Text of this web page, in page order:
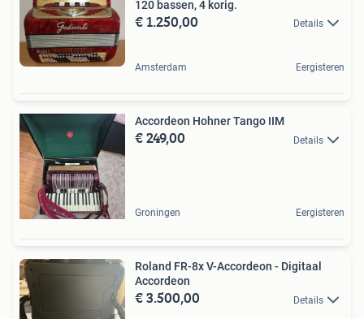
120 bassen, 4 korig.
€ 1.250,00 Details
Amsterdam Eergisteren
Accordeon Hohner Tango IIM
€ 249,00 Details
Groningen Eergisteren
Roland FR-8x V-Accordeon - Digitaal
Accordeon
€ 3.500,00 Details